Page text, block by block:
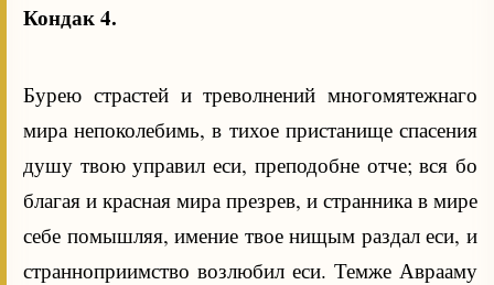
Кондак 4.
Бурею страстей и треволнений многомятежнаго
мира непоколебимь, в тихое пристанище спасения
душу твою управил еси, преподобне отче; вся бо
благая и красная мира презрев, и странника в мире
себе помышляя, имение твое нищым раздал еси, и
странноприимство возлюбил еси. Темже Аврааму